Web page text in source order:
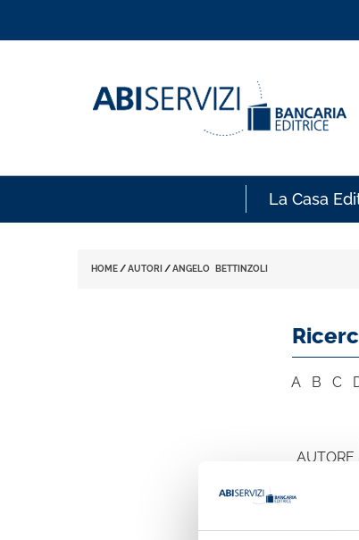
La Casa
HOME /AUTORI /ANGELO BETTINZOLI
A B C
AUTORE